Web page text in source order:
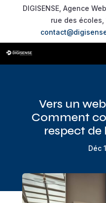
DIGISENSE, Agence
rue des
Vers un
Comment
respect de
Déc